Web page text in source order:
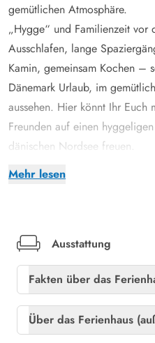
Mehr lesen
gemütlichen Atmosphäre.
„Hygge“ und Familienzeit vor
Ausschlafen, lange
Kamin, gemeinsam Kochen –
Dänemark Urlaub, im
aussehen. Hier könnt Ihr
Freunden auf einen
dänischen Nordsee freuen.
In der offenen Küche wird
Der offene Wohnbereich lädt
Stunden ein. Durch die
überall einen traumhaften
ein Plätzchen für sich, um
oder für ein
Ausstattung
Fakten über das
Freies Glasfasernetz
Über das Ferienhaus